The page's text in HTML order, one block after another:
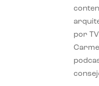
por